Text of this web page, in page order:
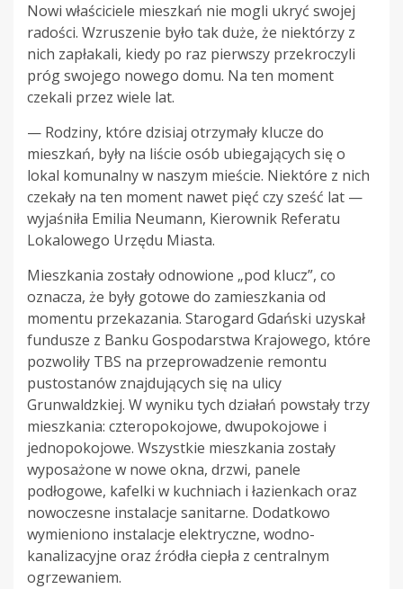
Nowi właściciele mieszkań nie mogli ukryć swojej
radości. Wzruszenie było tak duże, że niektórzy z
nich zapłakali, kiedy po raz pierwszy przekroczyli
próg swojego nowego domu. Na ten moment
czekali przez wiele lat.
— Rodziny, które dzisiaj otrzymały klucze do
mieszkań, były na liście osób ubiegających się o
lokal komunalny w naszym mieście. Niektóre z nich
czekały na ten moment nawet pięć czy sześć lat —
wyjaśniła Emilia Neumann, Kierownik Referatu
Lokalowego Urzędu Miasta.
Mieszkania zostały odnowione „pod klucz”, co
oznacza, że były gotowe do zamieszkania od
momentu przekazania. Starogard Gdański uzyskał
fundusze z Banku Gospodarstwa Krajowego, które
pozwoliły TBS na przeprowadzenie remontu
pustostanów znajdujących się na ulicy
Grunwaldzkiej. W wyniku tych działań powstały trzy
mieszkania: czteropokojowe, dwupokojowe i
jednopokojowe. Wszystkie mieszkania zostały
wyposażone w nowe okna, drzwi, panele
podłogowe, kafelki w kuchniach i łazienkach oraz
nowoczesne instalacje sanitarne. Dodatkowo
wymieniono instalacje elektryczne, wodno-
kanalizacyjne oraz źródła ciepła z centralnym
ogrzewaniem.